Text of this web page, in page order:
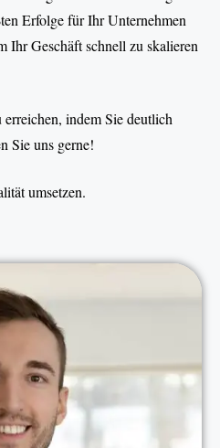
Erfolge für Ihr Unternehmen
Ihr Geschäft schnell zu skalieren
indem Sie deutlich
Sie uns gerne!
umsetzen.